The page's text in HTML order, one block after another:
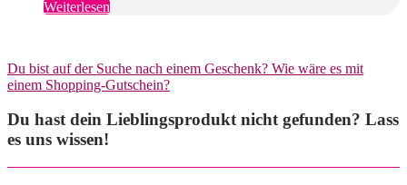
Weiterlesen
Du bist auf der Suche nach einem Geschenk? Wie wäre es mit
einem Shopping-Gutschein?
Du hast dein Lieblingsprodukt nicht gefunden? Lass
es uns wissen!